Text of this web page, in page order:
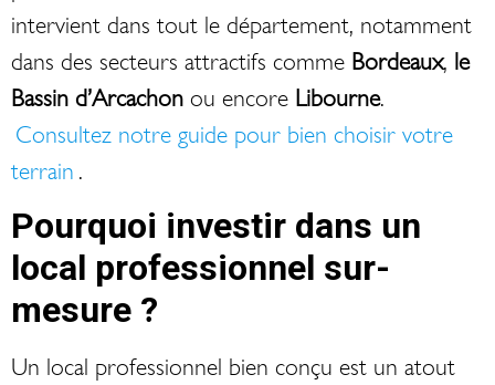
intervient dans tout le département, notamment
dans des secteurs attractifs comme Bordeaux, le
Bassin d’Arcachon ou encore Libourne.
Consultez notre guide pour bien choisir votre
terrain .
Pourquoi investir dans un
local professionnel sur-
mesure ?
Un local professionnel bien conçu est un atout